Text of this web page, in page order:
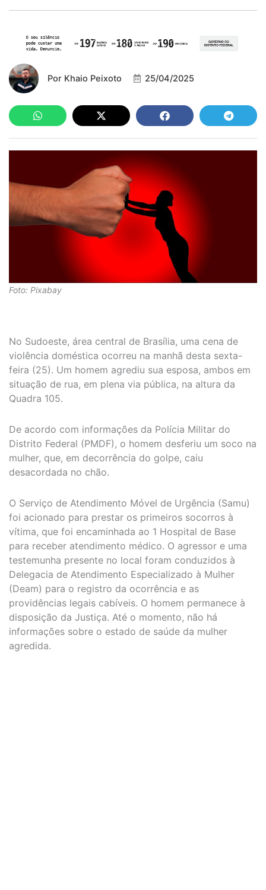
Por Khaio Peixoto 25/04/2025
Foto: Pixabay
No Sudoeste, área central de Brasília, uma cena de
violência doméstica ocorreu na manhã desta sexta-
feira (25). Um homem agrediu sua esposa, ambos em
situação de rua, em plena via pública, na altura da
Quadra 105.
De acordo com informações da Polícia Militar do
Distrito Federal (PMDF), o homem desferiu um soco na
mulher, que, em decorrência do golpe, caiu
desacordada no chão.
O Serviço de Atendimento Móvel de Urgência (Samu)
foi acionado para prestar os primeiros socorros à
vítima, que foi encaminhada ao 1 Hospital de Base
para receber atendimento médico. O agressor e uma
testemunha presente no local foram conduzidos à
Delegacia de Atendimento Especializado à Mulher
(Deam) para o registro da ocorrência e as
providências legais cabíveis. O homem permanece à
disposição da Justiça. Até o momento, não há
informações sobre o estado de saúde da mulher
agredida.